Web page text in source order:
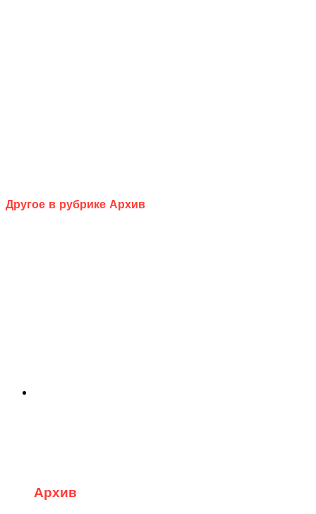
Другое в рубрике Архив
Архив